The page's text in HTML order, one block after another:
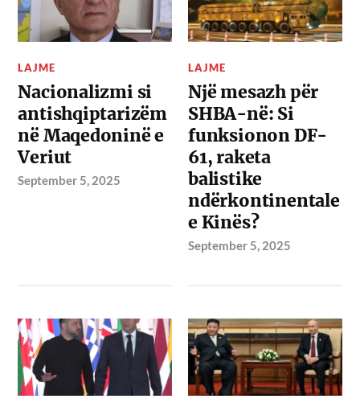
LAJME
Nacionalizmi si
antishqiptarizëm
në Maqedoninë e
Veriut
September 5, 2025
LAJME
Një mesazh për
SHBA-në: Si
funksionon DF-
61, raketa
balistike
ndërkontinentale
e Kinës?
September 5, 2025